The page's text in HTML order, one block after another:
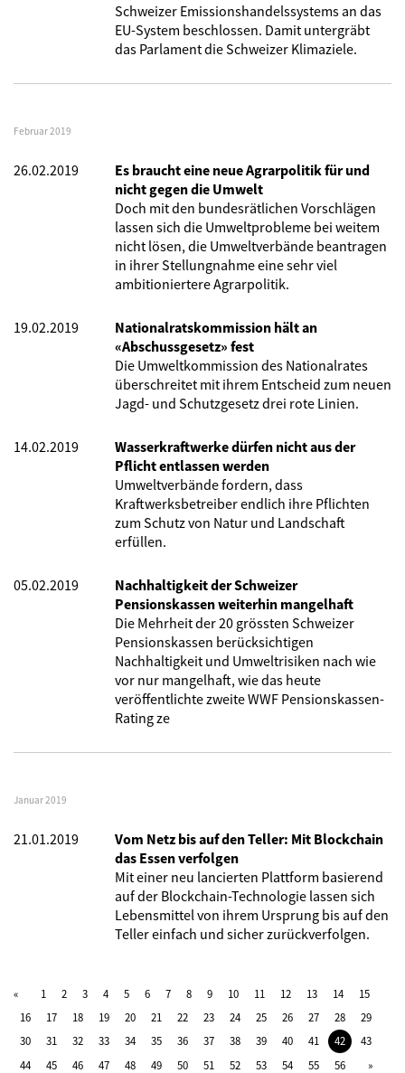
Schweizer Emissionshandelssystems an das
EU-System beschlossen. Damit untergräbt
das Parlament die Schweizer Klimaziele.
Februar 2019
26.02.2019
Es braucht eine neue Agrarpolitik für und
nicht gegen die Umwelt
Doch mit den bundesrätlichen Vorschlägen
lassen sich die Umweltprobleme bei weitem
nicht lösen, die Umweltverbände beantragen
in ihrer Stellungnahme eine sehr viel
ambitioniertere Agrarpolitik.
19.02.2019
Nationalratskommission hält an
«Abschussgesetz» fest
Die Umweltkommission des Nationalrates
überschreitet mit ihrem Entscheid zum neuen
Jagd- und Schutzgesetz drei rote Linien.
14.02.2019
Wasserkraftwerke dürfen nicht aus der
Pflicht entlassen werden
Umweltverbände fordern, dass
Kraftwerksbetreiber endlich ihre Pflichten
zum Schutz von Natur und Landschaft
erfüllen.
05.02.2019
Nachhaltigkeit der Schweizer
Pensionskassen weiterhin mangelhaft
Die Mehrheit der 20 grössten Schweizer
Pensionskassen berücksichtigen
Nachhaltigkeit und Umweltrisiken nach wie
vor nur mangelhaft, wie das heute
veröffentlichte zweite WWF Pensionskassen-
Rating ze
Januar 2019
21.01.2019
Vom Netz bis auf den Teller: Mit Blockchain
das Essen verfolgen
Mit einer neu lancierten Plattform basierend
auf der Blockchain-Technologie lassen sich
Lebensmittel von ihrem Ursprung bis auf den
Teller einfach und sicher zurückverfolgen.
1 2 3 4 5 6 7 8 9 10 11 12 13 14
15
16
17 18 19 20 21 22 23 24 25 26 27 28
29
30
31 32 33 34 35 36 37 38 39 40 41 42
43
44
45 46 47 48 49 50 51 52 53 54 55 56